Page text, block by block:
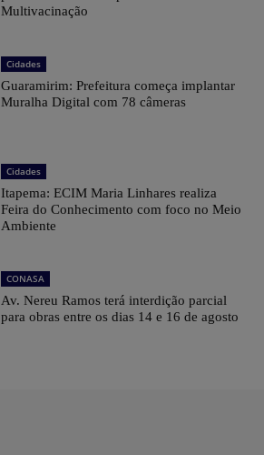
Multivacinação
Cidades
Guaramirim: Prefeitura começa implantar
Muralha Digital com 78 câmeras
Cidades
Itapema: ECIM Maria Linhares realiza
Feira do Conhecimento com foco no Meio
Ambiente
CONASA
Av. Nereu Ramos terá interdição parcial
para obras entre os dias 14 e 16 de agosto